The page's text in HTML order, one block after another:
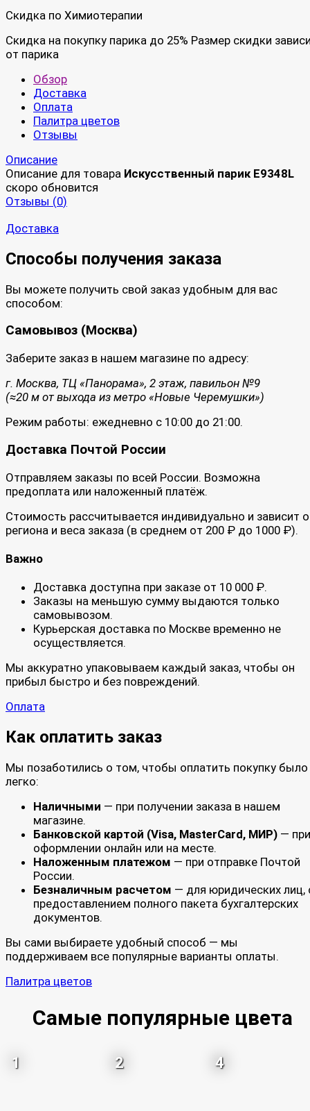
Скидка по Химиотерапии
Скидка на покупку парика до 25% Размер скидки
от парика
Обзор
Доставка
Оплата
Палитра цветов
Отзывы
Описание
Описание для товара Искусственный парик E9348L
скоро обновится
Отзывы (0)
Доставка
Способы получения заказа
Вы можете получить свой заказ удобным для вас
способом:
Самовывоз (Москва)
Заберите заказ в нашем магазине по адресу:
г. Москва, ТЦ «Панорама», 2 этаж, павильон №9
(≈20 м от выхода из метро «Новые Черемушки»)
Режим работы: ежедневно с 10:00 до 21:00.
Доставка Почтой России
Отправляем заказы по всей России. Возможна
предоплата или наложенный платёж.
Стоимость рассчитывается индивидуально и зависит
региона и веса заказа (в среднем от 200 ₽ до 1000 ₽).
Важно
Доставка доступна при заказе от 10 000 ₽.
Заказы на меньшую сумму выдаются только
самовывозом.
Курьерская доставка по Москве временно не
осуществляется.
Мы аккуратно упаковываем каждый заказ, чтобы он
прибыл быстро и без повреждений.
Оплата
Как оплатить заказ
Мы позаботились о том, чтобы оплатить покупку было
легко:
Наличными — при получении заказа в нашем
магазине.
Банковской картой (Visa, MasterCard, МИР) — при
оформлении онлайн или на месте.
Наложенным платежом — при отправке Почтой
России.
Безналичным расчетом — для юридических лиц,
предоставлением полного пакета бухгалтерских
документов.
Вы сами выбираете удобный способ — мы
поддерживаем все популярные варианты оплаты.
Палитра цветов
Самые популярные цвета
1 2 4